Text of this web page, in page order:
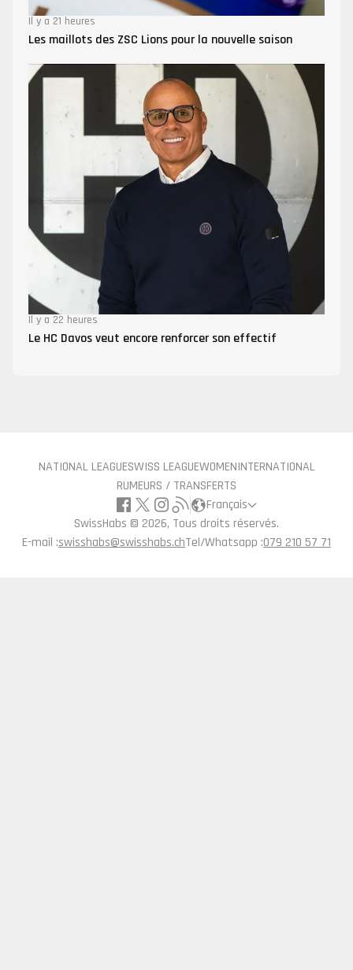
Il y a 21 heures
Les maillots des ZSC Lions pour la nouvelle saison
Il y a 22 heures
Le HC Davos veut encore renforcer son effectif
NATIONAL LEAGUESWISS LEAGUEWOMENINTERNATIONAL
RUMEURS / TRANSFERTS
Français
SwissHabs © 2026, Tous droits réservés.
E-mail :swisshabs@swisshabs.chTel/Whatsapp :079 210 57 71